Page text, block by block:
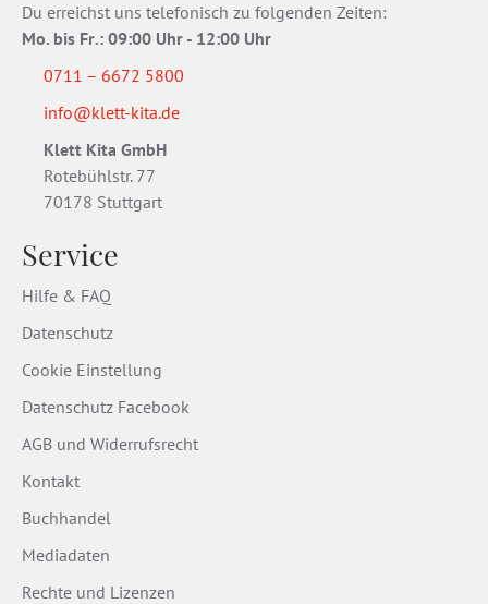
Du erreichst uns telefonisch zu folgenden Zeiten:
Mo. bis Fr.: 09:00 Uhr - 12:00 Uhr
0711 – 6672 5800
info@klett-kita.de
Klett Kita GmbH
Rotebühlstr. 77
70178 Stuttgart
Service
Hilfe & FAQ
Datenschutz
Cookie Einstellung
Datenschutz Facebook
AGB und Widerrufsrecht
Kontakt
Buchhandel
Mediadaten
Rechte und Lizenzen